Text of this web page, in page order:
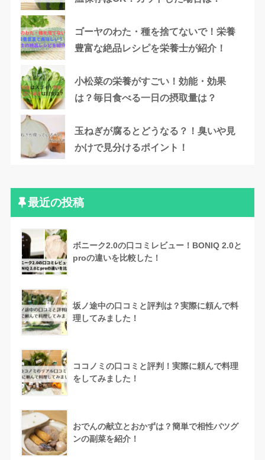
ゴーヤのわた・種を捨てないで！栄養
豊富な絶品レシピを栄養士が紹介！
小松菜の栄養がすごい！効能・効果
は？毎日食べる一日の摂取量は？
玉ねぎが腐るとどうなる？！臭いや見
かけで見分けるポイント！
最近の投稿
ボニーク2.0の口コミレビュー！BONIQ 2.0と
proの違いを比較した！
坂ノ途中の口コミと評判は？実際に頼んで料
理してみました！
ココノミの口コミと評判！実際に頼んで料理
をしてみました！
おでんの献立とおかずは？簡単で相性バツグ
ンの副菜を紹介！